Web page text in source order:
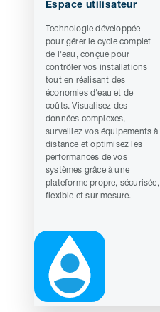
Espace utilisateur
Technologie développée
pour gérer le cycle complet
de l'eau, conçue pour
contrôler vos installations
tout en réalisant des
économies d'eau et de
coûts. Visualisez des
données complexes,
surveillez vos équipements à
distance et optimisez les
performances de vos
systèmes grâce à une
plateforme propre, sécurisée,
flexible et sur mesure.